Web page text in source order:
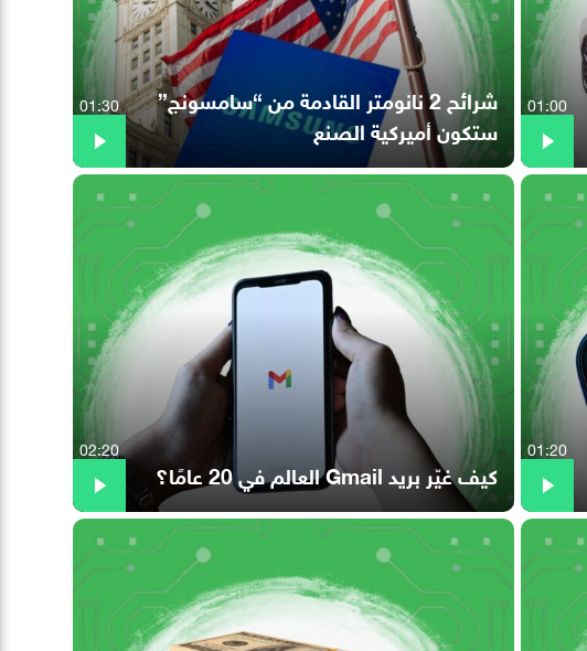
01:00
شرائح 2 نانومتر القادمة من “سامسونج”
ستكون أميركية الصنع
01:30
01:20
كيف غيّر بريد Gmail العالم في 20 عامًا؟
02:20